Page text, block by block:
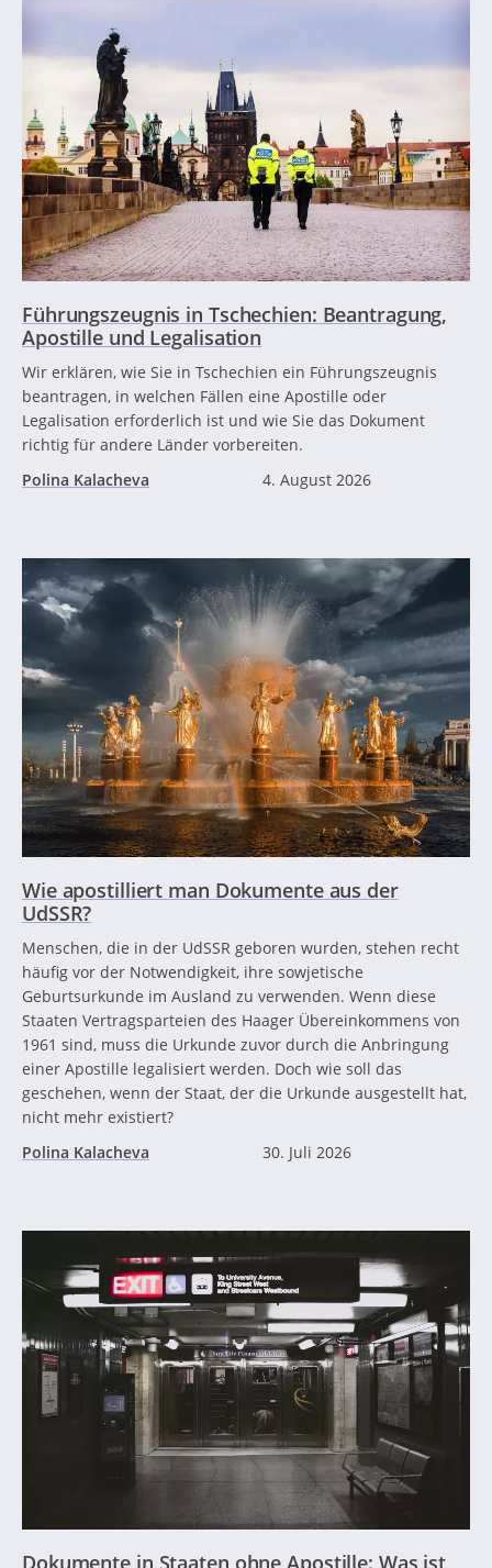
Führungszeugnis in Tschechien: Beantragung,
Apostille und Legalisation
Wir erklären, wie Sie in Tschechien ein Führungszeugnis
beantragen, in welchen Fällen eine Apostille oder
Legalisation erforderlich ist und wie Sie das Dokument
richtig für andere Länder vorbereiten.
Polina Kalacheva
4. August 2026
Wie apostilliert man Dokumente aus der
UdSSR?
Menschen, die in der UdSSR geboren wurden, stehen recht
häufig vor der Notwendigkeit, ihre sowjetische
Geburtsurkunde im Ausland zu verwenden. Wenn diese
Staaten Vertragsparteien des Haager Übereinkommens von
1961 sind, muss die Urkunde zuvor durch die Anbringung
einer Apostille legalisiert werden. Doch wie soll das
geschehen, wenn der Staat, der die Urkunde ausgestellt hat,
nicht mehr existiert?
Polina Kalacheva
30. Juli 2026
Dokumente in Staaten ohne Apostille: Was ist